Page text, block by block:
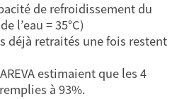
de refroidissement du
l’eau = 35°C)
déjà retraités une fois restent
estimaient que les 4
à 93%.